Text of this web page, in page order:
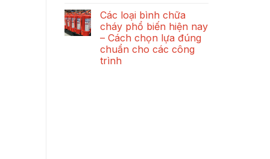
Lắp
Đặt
biến
hiện
nay
Giải
pháp
an
toàn
bình
luận
ở
Các
Loại
Hệ
Thống
Các loại bình chữa
cháy phổ biến hiện nay
– Cách chọn lựa đúng
chuẩn cho các công
trình